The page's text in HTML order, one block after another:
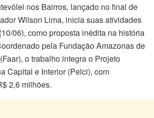
nos Bairros, lançado no final de
Wilson Lima, inicia suas atividades
06), como proposta inédita na história
pela Fundação Amazonas de
o trabalho integra o Projeto
Capital e Interior (Pelci), com
2,6 milhões.